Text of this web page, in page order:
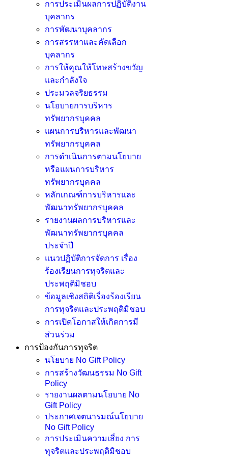
การประเมินผลการปฏิบัติงาน
บุคลากร
การพัฒนาบุคลากร
การสรรหาและคัดเลือก
บุคลากร
การให้คุณให้โทษสร้างขวัญ
และกำลังใจ
ประมวลจริยธรรม
นโยบายการบริหาร
ทรัพยากรบุคคล
แผนการบริหารและพัฒนา
ทรัพยากรบุคคล
การดำเนินการตามนโยบาย
หรือแผนการบริหาร
ทรัพยากรบุคคล
หลักเกณฑ์การบริหารและ
พัฒนาทรัพยากรบุคคล
รายงานผลการบริหารและ
พัฒนาทรัพยากรบุคคล
ประจำปี
แนวปฏิบัติการจัดการ เรื่อง
ร้องเรียนการทุจริตและ
ประพฤติมิชอบ
ข้อมูลเชิงสถิติเรื่องร้องเรียน
การทุจริตและประพฤติมิชอบ
การเปิดโอกาสให้เกิดการมี
ส่วนร่วม
การป้องกันการทุจริต
นโยบาย No Gift Policy
การสร้างวัฒนธรรม No Gift
Policy
รายงานผลตามนโยบาย No
Gift Policy
ประกาศเจตนารมณ์นโยบาย
No Gift Policy
การประเมินความเสี่ยง การ
ทุจริตและประพฤติมิชอบ